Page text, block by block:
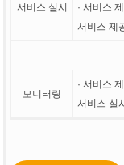
서비스 실시
· 서비스
서비스 제
모니터링
· 서비스
서비스 실